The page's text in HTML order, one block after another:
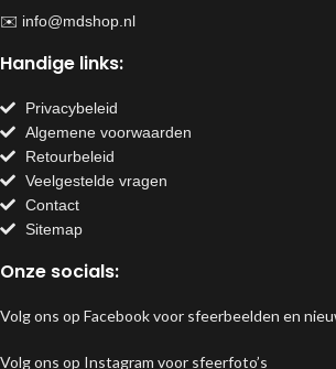
✉️ info@mdshop.nl
Handige links:
Privacybeleid
Algemene voorwaarden
Retourbeleid
Veelgestelde vragen
Contact
Sitemap
Onze socials:
Volg ons op Facebook voor sfeerbeelden en
Volg ons op Instagram voor sfeerfoto’s